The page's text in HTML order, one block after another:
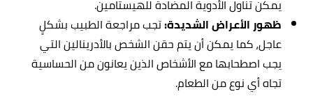
يمكن تناول الأدوية المضادة للهيستامين.
ظهور الأعراض الشديدة:تجب مراجعة الطبيب بشكلٍ
عاجل، كما يمكن أن يتم حقن الشخص بالأدرينالين التي
يجب اصطحابها مع الأشخاص الذين يعانون من الحساسية
تجاه أي نوع من الطعام.